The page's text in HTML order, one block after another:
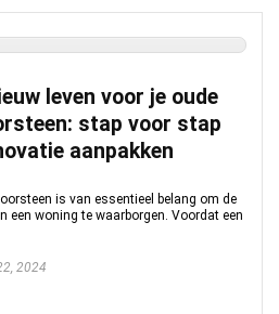
leven voor je oude
stap voor stap
aanpakken
is van essentieel belang om de
een woning te waarborgen. Voordat een
2024